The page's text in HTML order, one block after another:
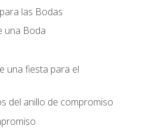
las Bodas
una Boda
una fiesta para el
del anillo de compromiso